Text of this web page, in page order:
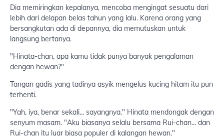
Dia memiringkan kepalanya, mencoba mengingat sesuatu dari
lebih dari delapan belas tahun yang lalu. Karena orang yang
bersangkutan ada di depannya, dia memutuskan untuk
langsung bertanya.
"Hinata-chan, apa kamu tidak punya banyak pengalaman
dengan hewan?"
Tangan gadis yang tadinya asyik mengelus kucing hitam itu pun
terhenti.
"Yah, iya, benar sekali... sayangnya." Hinata mendongak dengan
senyum masam. "Aku biasanya selalu bersama Rui-chan... dan
Rui-chan itu luar biasa populer di kalangan hewan."